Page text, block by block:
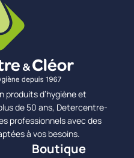
produits d’hygiène et
de 50 ans, Detercentre-
professionnels avec des
à vos besoins.
Boutique